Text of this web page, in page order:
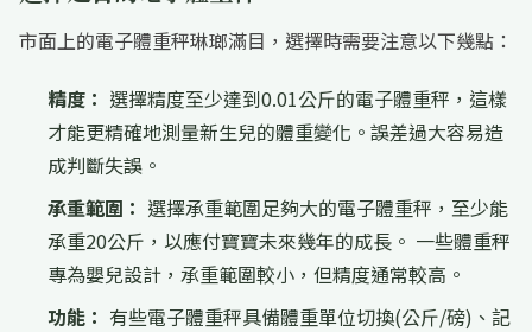
市面上的電子體重秤琳瑯滿目，選擇時需要注意以下幾點：
精度： 選擇精度至少達到0.01公斤的電子體重秤，這樣
才能更精確地測量新生兒的體重變化。誤差過大容易造
成判斷失誤。
承重範圍： 選擇承重範圍足夠大的電子體重秤，至少能
承重20公斤，以應付寶寶未來幾年的成長。 一些體重秤
專為嬰兒設計，承重範圍較小，但精度通常較高。
功能： 有些電子體重秤具備體重單位切換(公斤/磅)、記